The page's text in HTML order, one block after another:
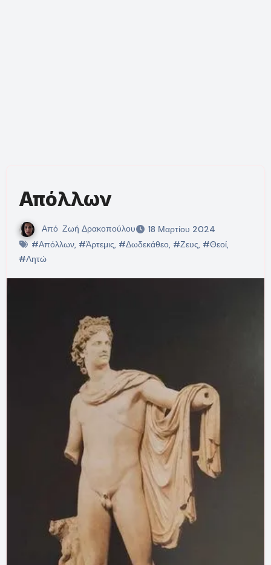
Απόλλων
Από Ζωή Δρακοπούλου
18 Μαρτίου 2024
#Απόλλων, #Άρτεμις, #Δωδεκάθεο, #Ζευς, #Θεοί,
#Λητώ